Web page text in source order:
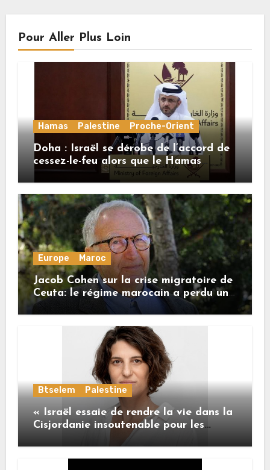
Pour Aller Plus Loin
Hamas Palestine Proche-Orient
Doha : Israël se dérobe de l’accord de
cessez-le-feu alors que le Hamas
honore ses engagements
Europe Maroc
Jacob Cohen sur la crise migratoire de
Ceuta: le régime marocain a perdu une
bonne part de sa crédibilité vis-à-vis
Btselem Palestine
« Israël essaie de rendre la vie dans la
Cisjordanie insoutenable pour les